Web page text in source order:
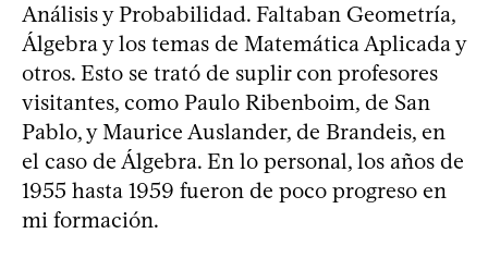
Análisis y Probabilidad. Faltaban Geometría,
Álgebra y los temas de Matemática Aplicada y
otros. Esto se trató de suplir con profesores
visitantes, como Paulo Ribenboim, de San
Pablo, y Maurice Auslander, de Brandeis, en
el caso de Álgebra. En lo personal, los años de
1955 hasta 1959 fueron de poco progreso en
mi formación.